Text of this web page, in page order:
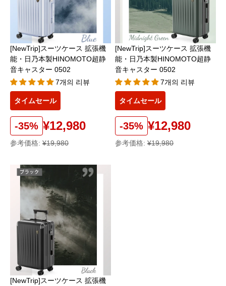
[NewTrip]スーツケース 拡張機
能・日乃本製HINOMOTO超静
音キャスター 0502
7개의 리뷰
タイムセール
-35% ¥12,980
参考価格: ¥19,980
[NewTrip]スーツケース 拡張機
能・日乃本製HINOMOTO超静
音キャスター 0502
7개의 리뷰
タイムセール
-35% ¥12,980
参考価格: ¥19,980
[NewTrip]スーツケース 拡張機